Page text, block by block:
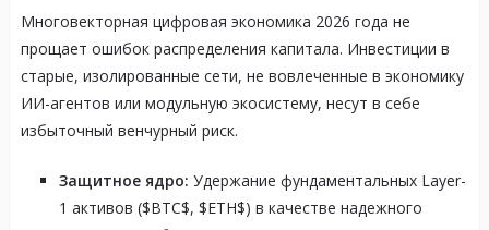
Многовекторная цифровая экономика 2026 года не
прощает ошибок распределения капитала. Инвестиции в
старые, изолированные сети, не вовлеченные в экономику
ИИ-агентов или модульную экосистему, несут в себе
избыточный венчурный риск.
Защитное ядро: Удержание фундаментальных Layer-
1 активов ($BTC$, $ETH$) в качестве надежного